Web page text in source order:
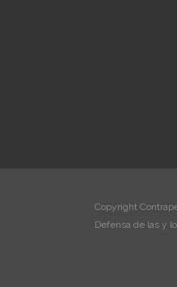
Copyright
Defensa de las y